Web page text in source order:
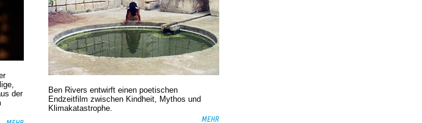
der
Ben Rivers entwirft einen poetischen
Endzeitfilm zwischen Kindheit, Mythos und
Klimakatastrophe.
MEHR